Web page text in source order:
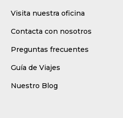
Visita nuestra oficina
Contacta con nosotros
Preguntas frecuentes
Guía de Viajes
Nuestro Blog